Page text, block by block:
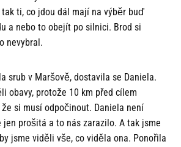
ti, co jdou dál mají na výběr buď
a nebo to obejít po silnici. Brod si
nevybral.
srub v Maršově, dostavila se Daniela.
obavy, protože 10 km před cílem
že si musí odpočinout. Daniela není
jen prošitá a to nás zarazilo. A tak jsme
jsme viděli vše, co viděla ona. Ponořila